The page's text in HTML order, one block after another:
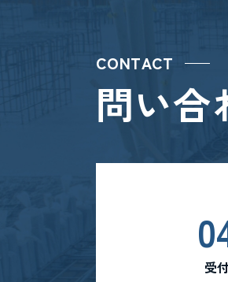
CONTACT
問い合
受